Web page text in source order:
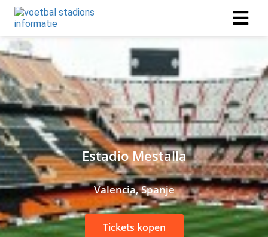
Estadio Mestalla
Valencia, Spanje
Tickets kopen